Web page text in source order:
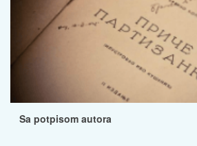
Sa potpisom autora